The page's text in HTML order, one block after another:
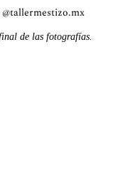
@tallermestizo.mx
de las fotografías.